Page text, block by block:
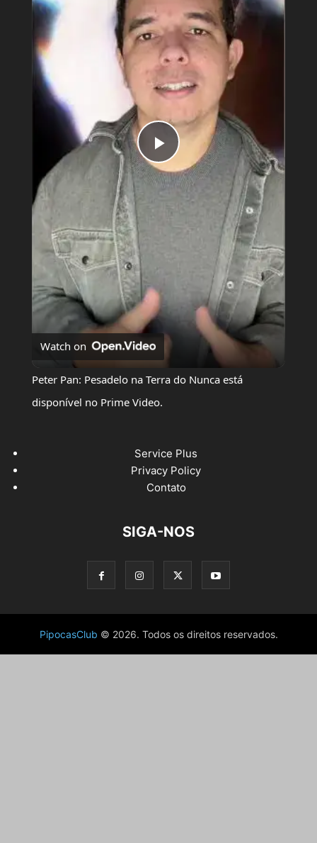
Play
Video
Watch on
Peter Pan: Pesadelo na Terra do Nunca está
disponível no Prime Video.
Service Plus
Privacy Policy
Contato
SIGA-NOS
PipocasClub © 2026. Todos os direitos reservados.